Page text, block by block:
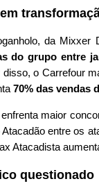
da Mixxer
do grupo entre
o Carrefour
70% das vendas
maior
Atacadão entre os
Atacadista
questionado